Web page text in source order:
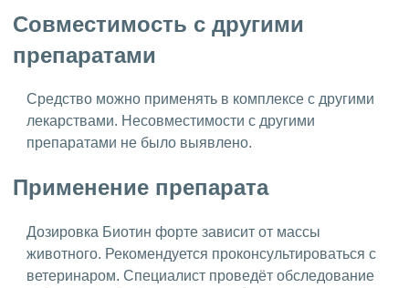
Совместимость с другими
препаратами
Средство можно применять в комплексе с другими
лекарствами. Несовместимости с другими
препаратами не было выявлено.
Применение препарата
Дозировка Биотин форте зависит от массы
животного. Рекомендуется проконсультироваться с
ветеринаром. Специалист проведёт обследование